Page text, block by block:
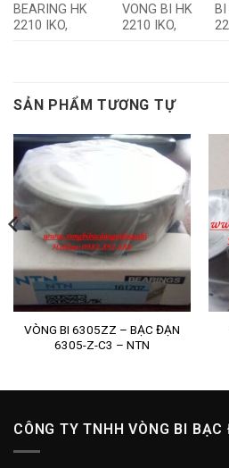
BEARING HK
2210 IKO,
VONG BI HK
2210 IKO,
SẢN PHẨM TƯƠNG TỰ
VÒNG BI 6305ZZ – BẠC ĐẠN
6305-Z-C3 – NTN
CÔNG TY TNHH VÒNG BI BẠC